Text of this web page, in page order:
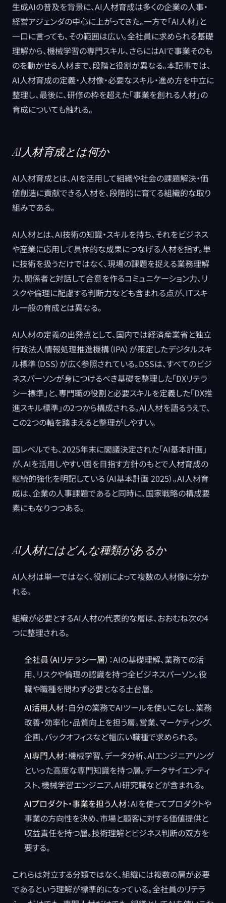
生成AIの普及を背景に、AI人材育成は多くの企業の人事・
経営アジェンダの中心に上がってきた。一方で「AI人材」と
一口に言っても、その範囲は広い。全社員に求められる基礎
理解から、機械学習の専門スキル、さらにはAIで事業そのも
のを動かせる人材まで、段階と役割が異なる。本記事では、
AI人材育成の定義・人材像・必要なスキル・進め方を中立に
整理し、最後に、研修の枠を超えた「事業を創れる人材」の
育成についても触れる。
AI人材育成とは何か
AI人材育成とは、AIを活用して組織や社会の課題解決・価
値創造に貢献できる人材を、段階的に育てる組織的な取り
組みである。
AI人材とは、AI技術の知識・スキルを持ち、それをビジネス
や産業に応用して具体的な成果につなげる人材を指す。単
に技術を扱うだけではなく、現場の課題を捉える業務理解
力、関係者と対話して合意を作るコミュニケーション力、リ
スクや倫理に配慮する判断力なども含まれる点が、ITスキ
ル一般の育成とは異なる。
AI人材の定義の出発点として、国内では経済産業省と独立
行政法人情報処理推進機構（IPA）が策定したデジタルスキ
ル標準（DSS）が広く参照されている。DSSは、すべてのビジ
ネスパーソンが身につけるべき基礎を整理した「DXリテラ
シー標準」と、専門職の役割と必要スキルを定義した「DX推
進スキル標準」の2つから構成される。AI人材を語るうえで、
この2つの軸を踏まえると整理がしやすい。
国レベルでも、2025年末に閣議決定された「AI基本計画」
が、AIを活用しやすい国を目指す方針のもとで人材育成の
継続的強化を明記している（AI基本計画 2025）。AI人材育
成は、企業の人事課題であると同時に、国家戦略の構成要
素にもなりつつある。
AI人材にはどんな種類があるか
AI人材は単一ではなく、役割によって複数の人材像に分か
れる。
組織が必要とするAI人材の代表的な層は、おおむね次の4
つに整理される。
全社員（AIリテラシー層） ：AIの基礎理解、業務での活
用、リスクや倫理の認識を持つ全ビジネスパーソン。役
職や職種を問わず必要となる土台層。
AI活用人材：自分の業務でAIツールを使いこなし、業務
改善・効率化・品質向上を担う層。営業、マーケティング、
企画、バックオフィスなど幅広い職種で求められる。
AI専門人材：機械学習、データ分析、AIエンジニアリング
といった高度な専門知識を持つ層。データサイエンティ
スト、機械学習エンジニア、AI研究職などが含まれる。
AIプロダクト・事業を担う人材：AIを使ってプロダクトや
事業の方向性を決め、市場と顧客に対する価値提供と
収益責任を持つ層。技術理解とビジネス判断の双方を
要する。
これらは対立する分類ではなく、組織には複数の層が必要
であるという理解が標準的になっている。全社員のリテラ